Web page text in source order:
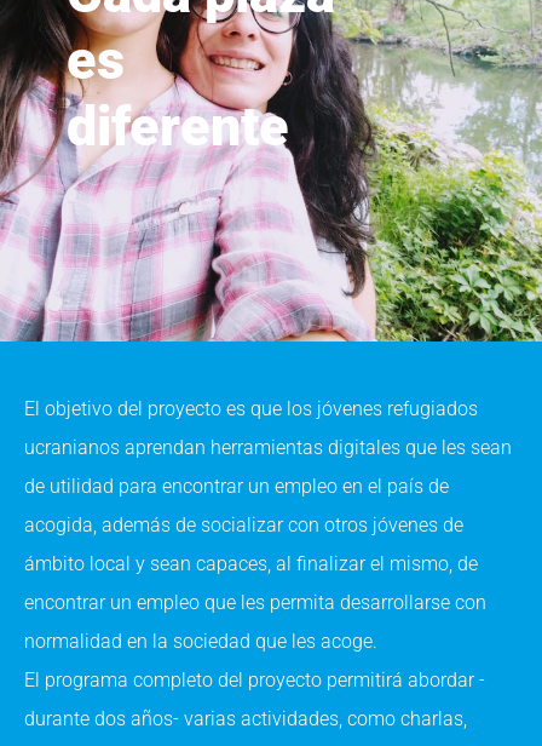
es
diferente
El objetivo del proyecto es que los jóvenes refugiados
ucranianos aprendan herramientas digitales que les sean
de utilidad para encontrar un empleo en el país de
acogida, además de socializar con otros jóvenes de
ámbito local y sean capaces, al finalizar el mismo, de
encontrar un empleo que les permita desarrollarse con
normalidad en la sociedad que les acoge.
El programa completo del proyecto permitirá abordar -
durante dos años- varias actividades, como charlas,